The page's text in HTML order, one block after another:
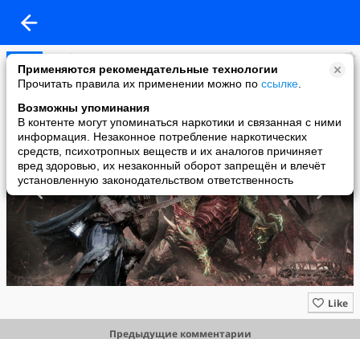
Применяются рекомендательные технологии
Прочитать правила их применении можно по ссылке
Возможны упоминания
В контенте могут упоминаться наркотики и связанная с ними
информация. Незаконное потребление наркотических
средств, психотропных веществ и их аналогов причиняет
вред здоровью, их незаконный оборот запрещён и влечёт
установленную законодательством ответственность
VK Play
added a photo
06 Jun в 18:57
Like
Предыдущие комментарии